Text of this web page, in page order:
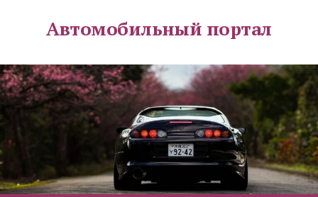
Автомобильный портал